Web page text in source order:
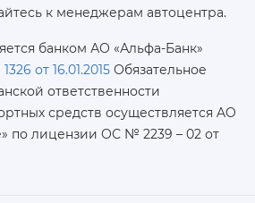
к менеджерам автоцентра.
банком АО «Альфа-Банк»
от 16.01.2015 Обязательное
ответственности
средств осуществляется AO
по лицензии ОС № 2239 – 02 от